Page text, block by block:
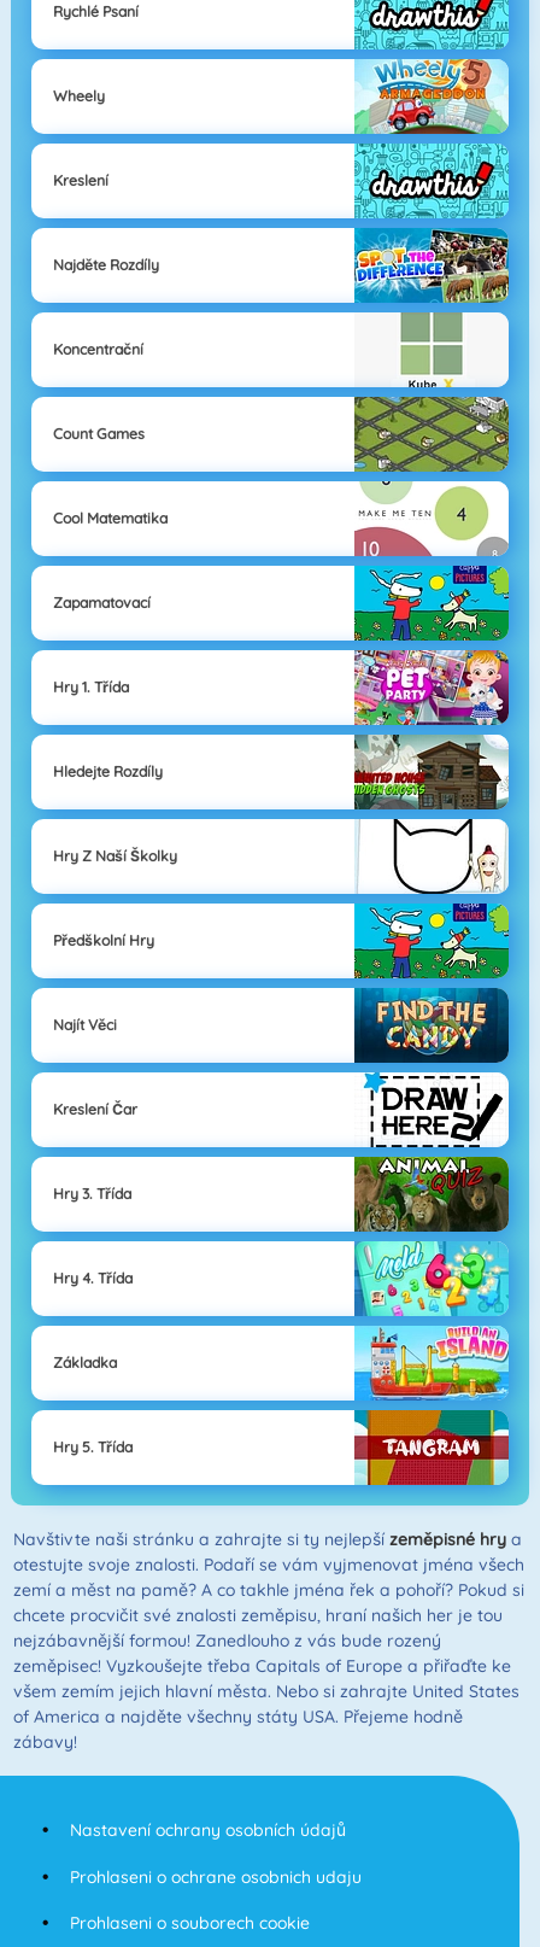
Rychlé Psaní
Wheely
Kreslení
Najděte Rozdíly
Koncentrační
Count Games
Cool Matematika
Zapamatovací
Hry 1. Třída
Hledejte Rozdíly
Hry Z Naší Školky
Předškolní Hry
Najít Věci
Kreslení Čar
Hry 3. Třída
Hry 4. Třída
Základka
Hry 5. Třída
Navštivte naši stránku a zahrajte si ty nejlepší zeměpisné hrya
otestujte svoje znalosti. Podaří se vám vyjmenovat jména všech
zemí a měst na pamě? A co takhle jména řek a pohoří? Pokud si
chcete procvičit své znalosti zeměpisu, hraní našich her je tou
nejzábavnější formou! Zanedlouho z vás bude rozený
zeměpisec! Vyzkoušejte třeba Capitals of Europe a přiřaďte ke
všem zemím jejich hlavní města. Nebo si zahrajte United States
of America a najděte všechny státy USA. Přejeme hodně
zábavy!
Nastavení ochrany osobních údajů
Prohlaseni o ochrane osobnich udaju
Prohlaseni o souborech cookie